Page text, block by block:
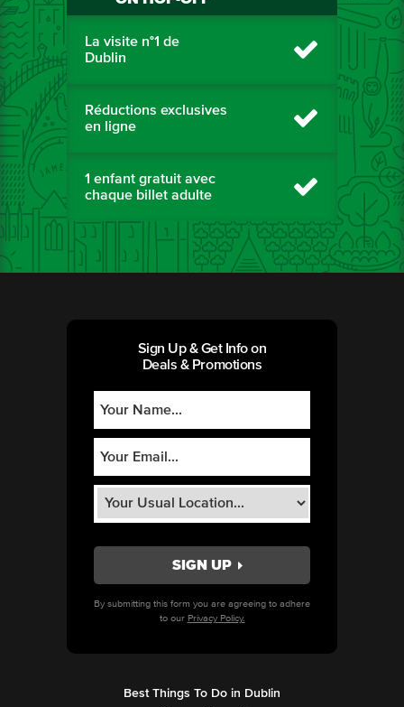
La visite n°1 de
Dublin
Réductions exclusives
en ligne
1 enfant gratuit avec
chaque billet adulte
Sign Up & Get Info on
Deals & Promotions
By submitting this form you are agreeing to adhere
to our Privacy Policy.
Best Things To Do in Dublin